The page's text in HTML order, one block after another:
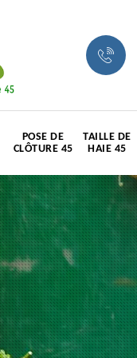
POSE DE
CLÔTURE 45
TAILLE DE
HAIE 45